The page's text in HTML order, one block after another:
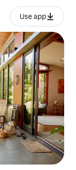
Use app